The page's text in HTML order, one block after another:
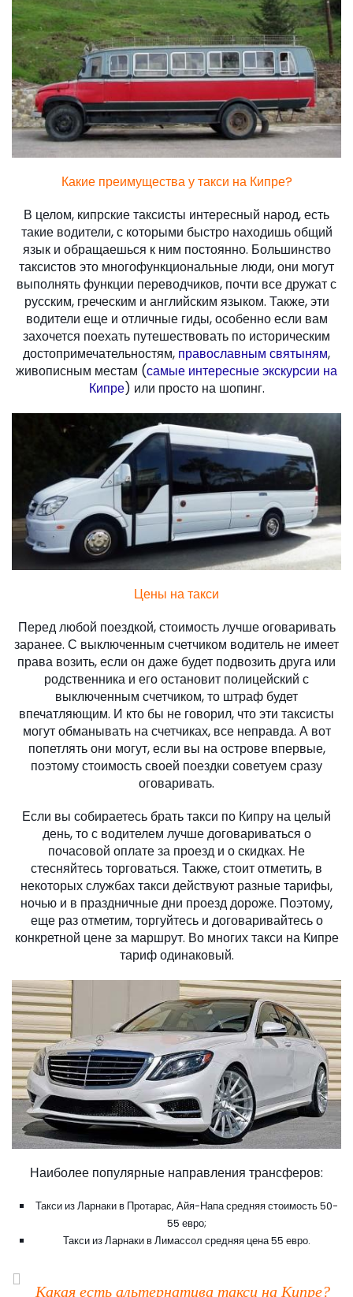
Какие преимущества у такси на Кипре?
В целом, кипрские таксисты интересный народ, есть
такие водители, с которыми быстро находишь общий
язык и обращаешься к ним постоянно. Большинство
таксистов это многофункциональные люди, они могут
выполнять функции переводчиков, почти все дружат с
русским, греческим и английским языком. Также, эти
водители еще и отличные гиды, особенно если вам
захочется поехать путешествовать по историческим
достопримечательностям, православным святыням,
живописным местам (самые интересные экскурсии на
Кипре) или просто на шопинг.
Цены на такси
Перед любой поездкой, стоимость лучше оговаривать
заранее. С выключенным счетчиком водитель не имеет
права возить, если он даже будет подвозить друга или
родственника и его остановит полицейский с
выключенным счетчиком, то штраф будет
впечатляющим. И кто бы не говорил, что эти таксисты
могут обманывать на счетчиках, все неправда. А вот
попетлять они могут, если вы на острове впервые,
поэтому стоимость своей поездки советуем сразу
оговаривать.
Если вы собираетесь брать такси по Кипру на целый
день, то с водителем лучше договариваться о
почасовой оплате за проезд и о скидках. Не
стесняйтесь торговаться. Также, стоит отметить, в
некоторых службах такси действуют разные тарифы,
ночью и в праздничные дни проезд дороже. Поэтому,
еще раз отметим, торгуйтесь и договаривайтесь о
конкретной цене за маршрут. Во многих такси на Кипре
тариф одинаковый.
Наиболее популярные направления трансферов:
Такси из Ларнаки в Протарас, Айя-Напа средняя стоимость 50-
55 евро;
Такси из Ларнаки в Лимассол средняя цена 55 евро.
Какая есть альтернатива такси на Кипре?